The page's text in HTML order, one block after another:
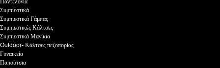
Συμπιεστικά
Συμπιεστικά Γάμπας
Συμπιεστικές Κάλτσες
Συμπιεστικά Μανίκια
Outdoor- Κάλτσες πεζοπορίας
Γυναικεία
Παπούτσια